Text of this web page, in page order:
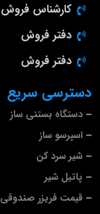
دسترسی سریع
دستگاه بستنی ساز
اسپرسو ساز
شیر سرد کن
پاتیل شیر
قیمت فریزر صندوقی
کارشناس فروش
دفتر فروش
دفتر فروش